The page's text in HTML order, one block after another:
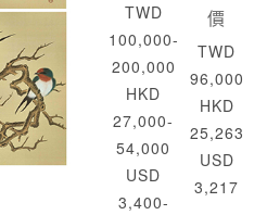
TWD
100,000-
200,000
HKD
27,000-
54,000
USD
3,400-
價
TWD
96,000
HKD
25,263
USD
3,217